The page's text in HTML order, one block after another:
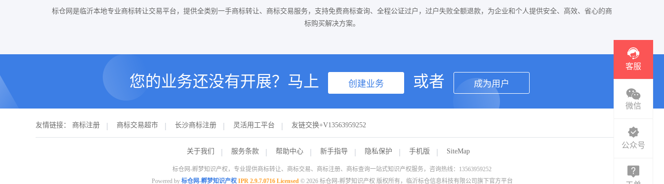
标仓网是临沂本地专业商标转让交易平台，提供全类别一手商标转让、商标交易服务，支持免费商标查询、全程公证过户，过户失败全额退款，为企业和个人提供安全、高效、省心的商
标购买解决方案。
您的业务还没有开展？马上 创建业务 或者 成为用户
友情链接： 商标注册 商标交易超市 长沙商标注册 灵活用工平台 友链交换+V13563959252
关于我们 服务条款 帮助中心 新手指导 隐私保护 手机版 SiteMap
标仓网-孵梦知识产权，专业提供商标转让、商标交易、商标注册、商标查询一站式知识产权服务，咨询热线：13563959252
Powered by 标仓网-孵梦知识产权 IPR 2.9.7.0716 Licensed © 2026 标仓网-孵梦知识产权 版权所有，临沂标仓信息科技有限公司旗下官方平台
客服
微信
公众号